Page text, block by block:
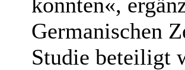
Germanischen
Studie beteiligt